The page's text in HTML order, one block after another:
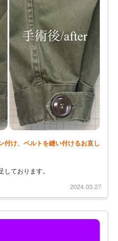
付け、ベルトを縫い付けるお直し
ております。
2024.03.27